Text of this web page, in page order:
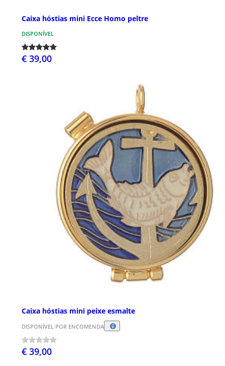
Caixa hóstias mini Ecce Homo peltre
DISPONÍVEL
€ 39,00
Caixa hóstias mini peixe esmalte
DISPONÍVEL POR ENCOMENDA
€ 39,00